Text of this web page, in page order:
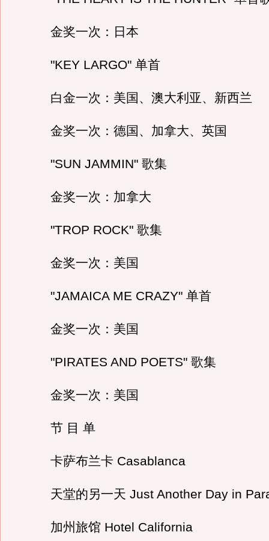
金奖一次：日本
"KEY LARGO" 单首
白金一次：美国、澳大利亚、新西兰
金奖一次：德国、加拿大、英国
"SUN JAMMIN" 歌集
金奖一次：加拿大
"TROP ROCK" 歌集
金奖一次：美国
"JAMAICA ME CRAZY" 单首
金奖一次：美国
"PIRATES AND POETS" 歌集
金奖一次：美国
节 目 单
卡萨布兰卡 Casablanca
天堂的另一天 Just Another Day in
加州旅馆 Hotel California